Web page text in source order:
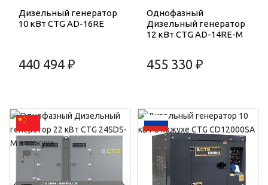
Дизельный генератор
10 кВт CTG AD-16RE
440 494 ₽
Однофазный
Дизельный генератор
12 кВт CTG AD-14RE-M
455 330 ₽